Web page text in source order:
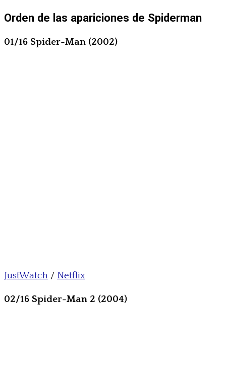
Orden de las apariciones de Spiderman
01/16 Spider-Man (2002)
JustWatch / Netflix
02/16 Spider-Man 2 (2004)